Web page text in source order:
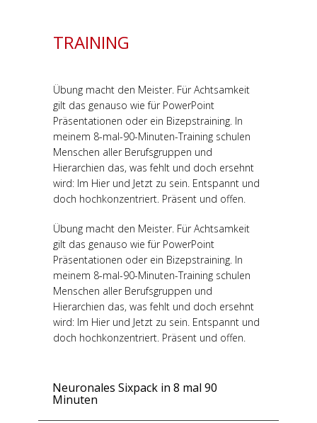
TRAINING
Übung macht den Meister. Für Achtsamkeit
gilt das genauso wie für PowerPoint
Präsentationen oder ein Bizepstraining. In
meinem 8-mal-90-Minuten-Training schulen
Menschen aller Berufsgruppen und
Hierarchien das, was fehlt und doch ersehnt
wird: Im Hier und Jetzt zu sein. Entspannt und
doch hochkonzentriert. Präsent und offen.
Übung macht den Meister. Für Achtsamkeit
gilt das genauso wie für PowerPoint
Präsentationen oder ein Bizepstraining. In
meinem 8-mal-90-Minuten-Training schulen
Menschen aller Berufsgruppen und
Hierarchien das, was fehlt und doch ersehnt
wird: Im Hier und Jetzt zu sein. Entspannt und
doch hochkonzentriert. Präsent und offen.
Neuronales Sixpack in 8 mal 90
Minuten